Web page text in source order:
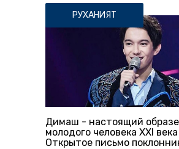
РУХАНИЯТ
Димаш - настоящий
молодого человека ХХІ
Открытое письмо